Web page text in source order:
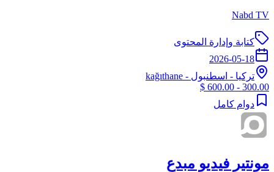
Nabd TV
كتابة وإدارة المحتوى
2026-05-18
تركيا - اسطنبول - kağıthane
300.00 - 600.00 $
دوام كامل
مونتير فيديو مبدع